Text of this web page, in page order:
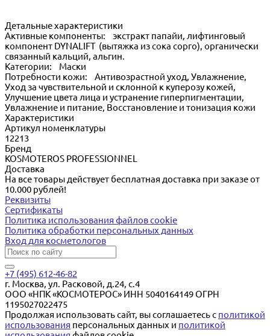
Детальные характеристики
Активные компоненты: экстракт папайи, лифтинговый
компонент DYNALIFT (вытяжка из сока сорго), органически
связанный кальций, альгин.
Категории: Маски
Потребности кожи: Антивозрастной уход, Увлажнение,
Уход за чувствительной и склонной к куперозу кожей,
Улучшение цвета лица и устранение гиперпигментации,
Увлажнение и питание, Восстановление и тонизация кожи
Характеристики
Артикул номенклатуры
12213
Бренд
KOSMOTEROS PROFESSIONNEL
Доставка
На все товары действует бесплатная доставка при заказе от
10.000 рублей!
Реквизиты
Сертификаты
Политика использования файлов cookie
Политика обработки персональных данных
Вход для косметологов
+7 (495) 612-46-82
г. Москва, ул. Расковой, д.24, с.4
ООО «НПК «КОСМОТЕРОС» ИНН 5040164149 ОГРН
1195027022475
Продолжая использовать сайт, вы соглашаетесь с политикой
использования персональных данных и политикой